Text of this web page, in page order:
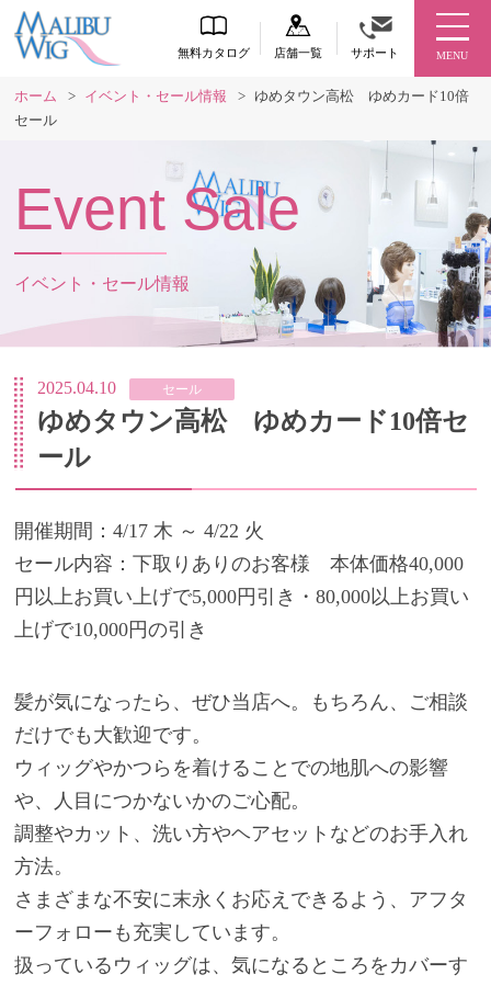
無料カタログ 店舗一覧 サポート MENU
ホーム > イベント・セール情報 > ゆめタウン高松 ゆめカード10倍
セール
Event Sale
イベント・セール情報
2025.04.10 セール
ゆめタウン高松 ゆめカード10倍セ
ール
開催期間：4/17 木 ～ 4/22 火
セール内容：下取りありのお客様 本体価格40,000
円以上お買い上げで5,000円引き・80,000以上お買い
上げで10,000円の引き
髪が気になったら、ぜひ当店へ。もちろん、ご相談
だけでも大歓迎です。
ウィッグやかつらを着けることでの地肌への影響
や、人目につかないかのご心配。
調整やカット、洗い方やヘアセットなどのお手入れ
方法。
さまざまな不安に末永くお応えできるよう、アフタ
ーフォローも充実しています。
扱っているウィッグは、気になるところをカバーす